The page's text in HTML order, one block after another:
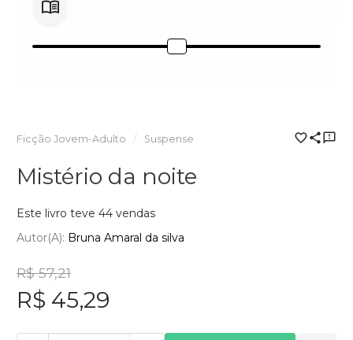
Ficção Jovem-Adulto Suspense
Mistério da noite
Este livro teve 44 vendas
Autor(a): Bruna Amaral da silva
R$ 57,21
R$ 45,29